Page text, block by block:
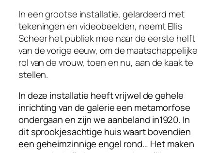
In een grootse installatie, gelardeerd met
tekeningen en videobeelden, neemt Ellis
Scheer het publiek mee naar de eerste helft
van de vorige eeuw, om de maatschappelijke
rol van de vrouw, toen en nu, aan de kaak te
stellen.
In deze installatie heeft vrijwel de gehele
inrichting van de galerie een metamorfose
ondergaan en zijn we aanbeland in1920. In
dit sprookjesachtige huis waart bovendien
een geheimzinnige engel rond… Het maken